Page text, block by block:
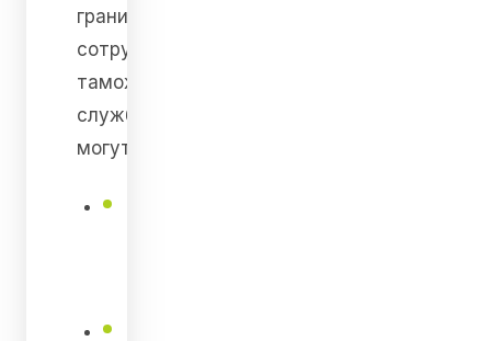
границы
сотрудники
таможенной
службы
могут: